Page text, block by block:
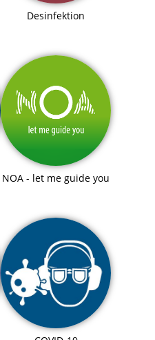
Desinfektion
NOA - let me guide you